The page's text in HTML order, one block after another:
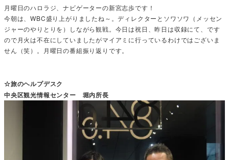
月曜日のハロラジ、ナビゲーターの新宮志歩です！
今朝は、WBC盛り上がりましたね～。ディレクターとソワソワ（メッセン
ジャーのやりとりを）しながら観戦。今日は祝日、昨日は収録にて、です
ので月火は不在にしていましたがマイアミに行っているわけではございま
せん（笑）。月曜日の番組振り返りです。
☆旅のヘルプデスク
中央区観光情報センター 堀内所長